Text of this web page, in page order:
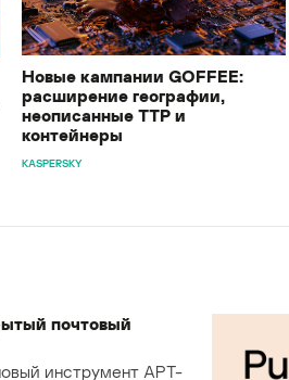
Новые кампании GOFFEE:
расширение географии,
неописанные TTP и
контейнеры
KASPERSKY
почтовый
инструмент APT-